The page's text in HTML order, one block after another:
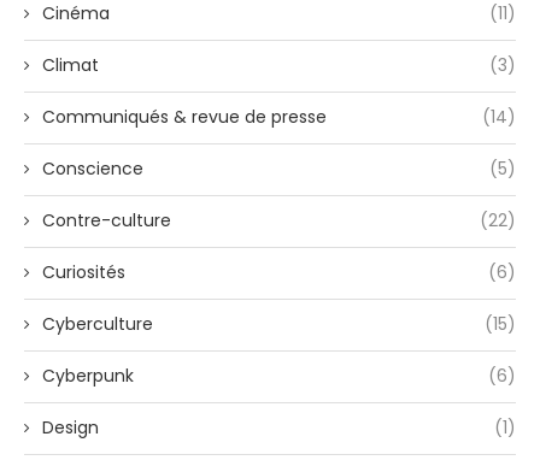
Cinéma (11)
Climat (3)
Communiqués & revue de presse (14)
Conscience (5)
Contre-culture (22)
Curiosités (6)
Cyberculture (15)
Cyberpunk (6)
Design (1)